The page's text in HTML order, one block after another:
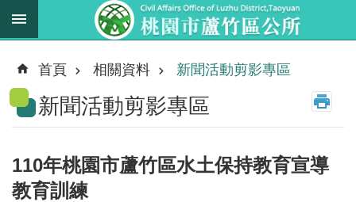
跳到主要內容區塊
新
消
息
務
職
掌
首頁 相關資料 新聞活動剪影專區
新聞活動剪影專區
110年桃園市蘆竹區水土保持教育宣導
教育訓練